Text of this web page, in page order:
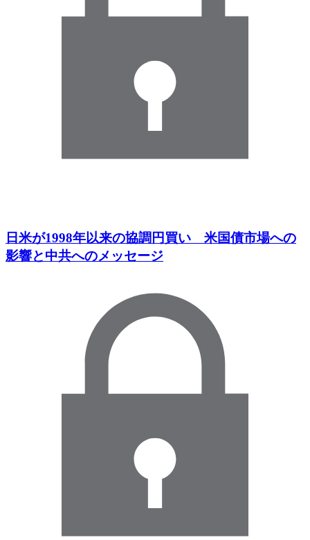
日米が1998年以来の協調円買い 米国債市場への
影響と中共へのメッセージ